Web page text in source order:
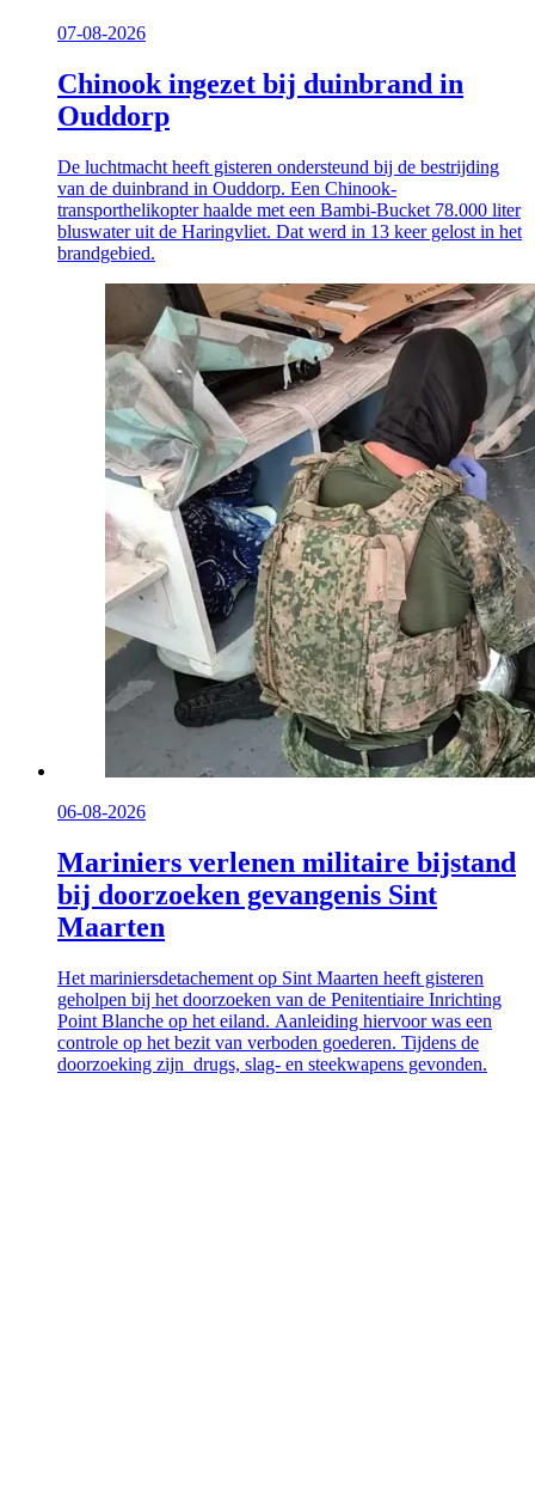
07-08-2026
Chinook ingezet bij duinbrand in
Ouddorp
De luchtmacht heeft gisteren ondersteund bij de bestrijding
van de duinbrand in Ouddorp. Een Chinook-
transporthelikopter haalde met een Bambi-Bucket 78.000 liter
bluswater uit de Haringvliet. Dat werd in 13 keer gelost in het
brandgebied.
06-08-2026
Mariniers verlenen militaire bijstand
bij doorzoeken gevangenis Sint
Maarten
Het mariniersdetachement op Sint Maarten heeft gisteren
geholpen bij het doorzoeken van de Penitentiaire Inrichting
Point Blanche op het eiland. Aanleiding hiervoor was een
controle op het bezit van verboden goederen. Tijdens de
doorzoeking zijn drugs, slag- en steekwapens gevonden.